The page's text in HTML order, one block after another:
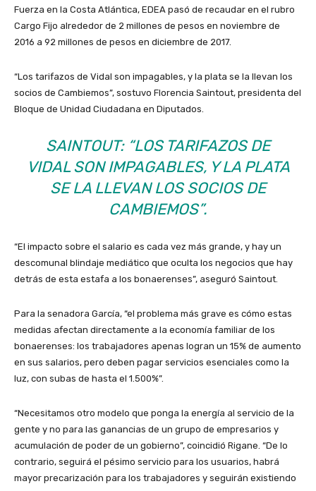
Fuerza en la Costa Atlántica, EDEA pasó de recaudar en el rubro
Cargo Fijo alrededor de 2 millones de pesos en noviembre de
2016 a 92 millones de pesos en diciembre de 2017.
“Los tarifazos de Vidal son impagables, y la plata se la llevan los
socios de Cambiemos”, sostuvo Florencia Saintout, presidenta del
Bloque de Unidad Ciudadana en Diputados.
SAINTOUT: “LOS TARIFAZOS DE
VIDAL SON IMPAGABLES, Y LA PLATA
SE LA LLEVAN LOS SOCIOS DE
CAMBIEMOS”.
“El impacto sobre el salario es cada vez más grande, y hay un
descomunal blindaje mediático que oculta los negocios que hay
detrás de esta estafa a los bonaerenses”, aseguró Saintout.
Para la senadora García, “el problema más grave es cómo estas
medidas afectan directamente a la economía familiar de los
bonaerenses: los trabajadores apenas logran un 15% de aumento
en sus salarios, pero deben pagar servicios esenciales como la
luz, con subas de hasta el 1.500%”.
“Necesitamos otro modelo que ponga la energía al servicio de la
gente y no para las ganancias de un grupo de empresarios y
acumulación de poder de un gobierno”, coincidió Rigane. “De lo
contrario, seguirá el pésimo servicio para los usuarios, habrá
mayor precarización para los trabajadores y seguirán existiendo